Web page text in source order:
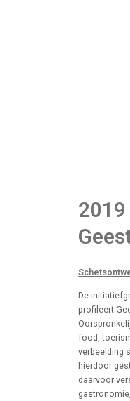
2019
De
profileert
food,
verbeelding
hierdoor
daarvoor